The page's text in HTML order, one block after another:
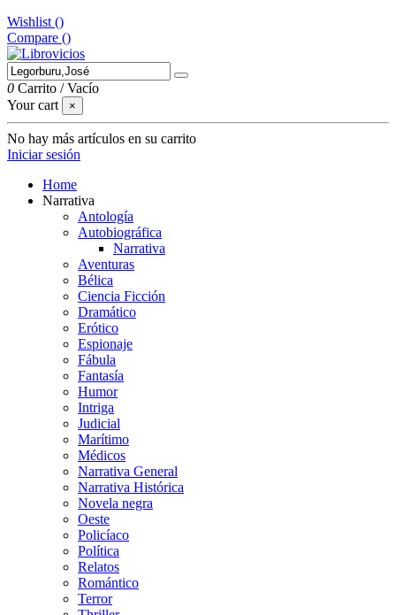
Wishlist ()
Compare ()
0 Carrito /Vacío
Your cart
×
No hay más artículos en su carrito
Iniciar sesión
Home
Narrativa
Antología
Autobiográfica
Narrativa
Aventuras
Bélica
Ciencia Ficción
Dramático
Erótico
Espionaje
Fábula
Fantasía
Humor
Intriga
Judicial
Marítimo
Médicos
Narrativa General
Narrativa Histórica
Novela negra
Oeste
Policíaco
Política
Relatos
Romántico
Terror